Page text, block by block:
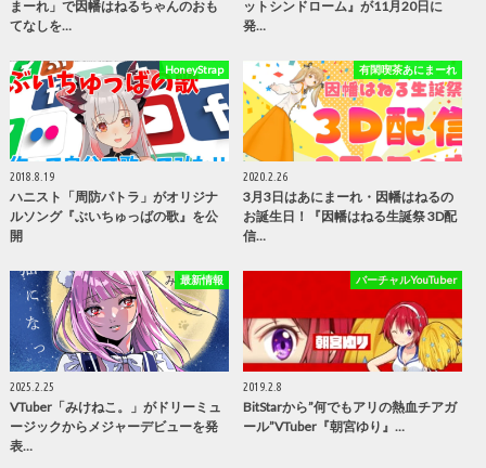
まーれ」で因幡はねるちゃんのおも
てなしを…
ットシンドローム』が11月20日に
発…
HoneyStrap
2018.8.19
ハニスト「周防パトラ」がオリジナ
ルソング『ぶいちゅっばの歌』を公
開
有閑喫茶あにまーれ
2020.2.26
3月3日はあにまーれ・因幡はねるの
お誕生日！『因幡はねる生誕祭 3D配
信…
最新情報
2025.2.25
VTuber「みけねこ。」がドリーミュ
ージックからメジャーデビューを発
表…
バーチャルYouTuber
2019.2.8
BitStarから”何でもアリの熱血チアガ
ール”VTuber『朝宮ゆり』…